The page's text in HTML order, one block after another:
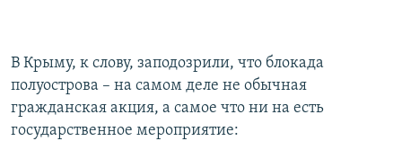
В Крыму, к слову, заподозрили, что блокада
полуострова – на самом деле не обычная
гражданская акция, а самое что ни на есть
государственное мероприятие: